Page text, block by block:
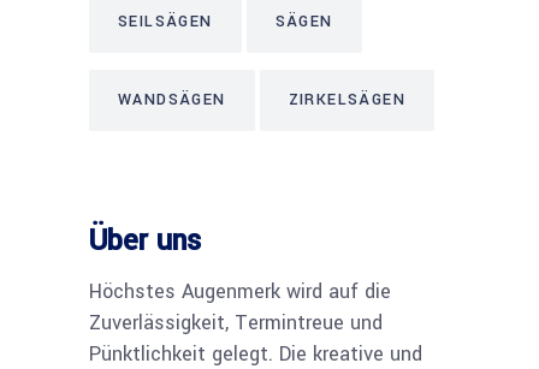
SEILSÄGEN SÄGEN
WANDSÄGEN ZIRKELSÄGEN
Über uns
Höchstes Augenmerk wird auf die
Zuverlässigkeit, Termintreue und
Pünktlichkeit gelegt. Die kreative und